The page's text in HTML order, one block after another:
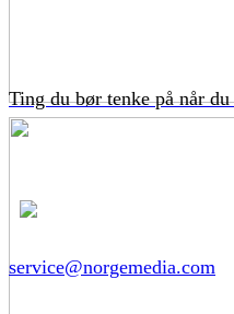
Ting du bør tenke på når
service@norgemedia.com